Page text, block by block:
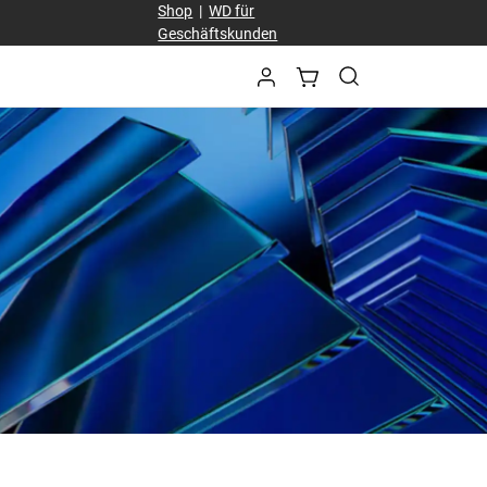
Shop |WD für
Geschäftskunden